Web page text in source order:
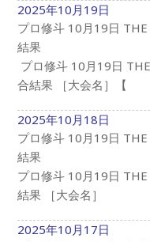
2025年10月19日
プロ修斗 10月19日 THE
結果
プロ修斗 10月19日
合結果 ［大会名］【
2025年10月18日
プロ修斗 10月19日
結果
プロ修斗 10月19日
結果 ［大会名］
2025年10月17日